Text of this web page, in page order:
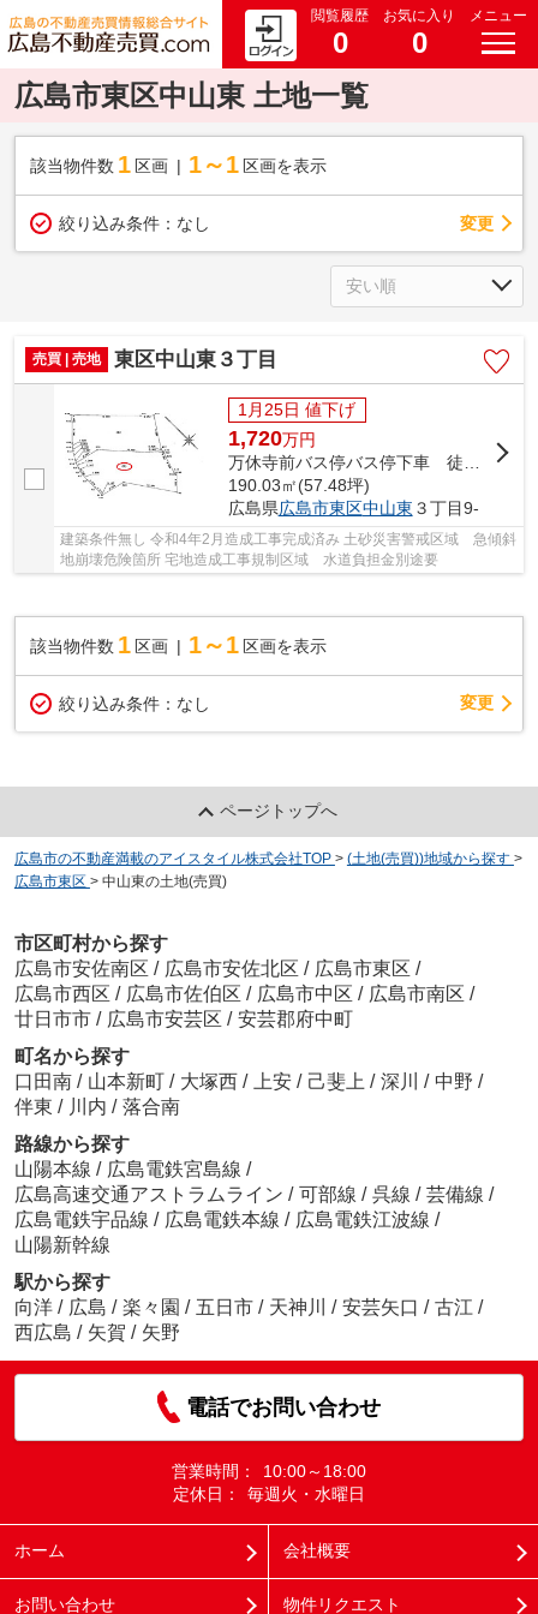
閲覧履歴
0
お気に入り
0
メニュー
広島市東区中山東 土地一覧
該当物件数 1 区画 1～1 区画を表示
絞り込み条件： なし 変更
売買 | 売地 東区中山東３丁目
1月25日 値下げ
1,720万円
万休寺前バス停バス停下車 徒歩7分
190.03㎡(57.48坪)
広島県広島市東区中山東 ３丁目9-
建築条件無し 令和4年2月造成工事完成済み 土砂災害警戒区域 急傾斜
地崩壊危険箇所 宅地造成工事規制区域 水道負担金別途要
該当物件数 1 区画 1～1 区画を表示
絞り込み条件： なし 変更
ページトップへ
広島市の不動産満載のアイスタイル株式会社TOP > (土地(売買))地域から探す >
広島市東区 > 中山東の土地(売買)
市区町村から探す
広島市安佐南区 / 広島市安佐北区 / 広島市東区 /
広島市西区 / 広島市佐伯区 / 広島市中区 / 広島市南区 /
廿日市市 / 広島市安芸区 / 安芸郡府中町
町名から探す
口田南 / 山本新町 / 大塚西 / 上安 / 己斐上 / 深川 / 中野 /
伴東 / 川内 / 落合南
路線から探す
山陽本線 / 広島電鉄宮島線 /
広島高速交通アストラムライン / 可部線 / 呉線 / 芸備線 /
広島電鉄宇品線 / 広島電鉄本線 / 広島電鉄江波線 /
山陽新幹線
駅から探す
向洋 / 広島 / 楽々園 / 五日市 / 天神川 / 安芸矢口 / 古江 /
西広島 / 矢賀 / 矢野
電話でお問い合わせ
営業時間：
10:00～18:00
定休日：
毎週火・水曜日
ホーム 会社概要
お問い合わせ 物件リクエスト